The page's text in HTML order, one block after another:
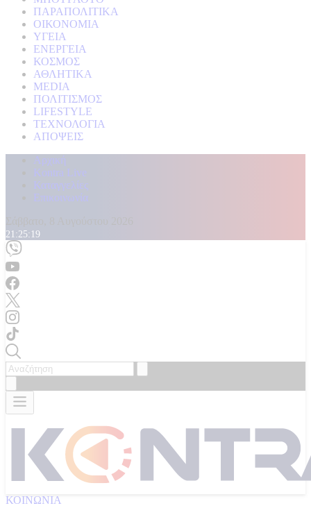
ΠΑΡΑΠΟΛΙΤΙΚΑ
ΟΙΚΟΝΟΜΙΑ
ΥΓΕΙΑ
ΕΝΕΡΓΕΙΑ
ΚΟΣΜΟΣ
ΑΘΛΗΤΙΚΑ
MEDIA
ΠΟΛΙΤΙΣΜΟΣ
LIFESTYLE
ΤΕΧΝΟΛΟΓΙΑ
ΑΠΟΨΕΙΣ
Αρχική
Kontra Live
Καταγγελίες
Επικοινωνία
21:25:21
ΚΟΙΝΩΝΙΑ